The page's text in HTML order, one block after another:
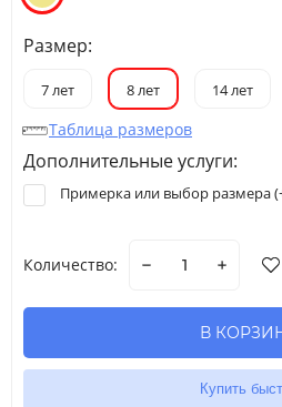
Размер:
7 лет 8 лет 14 лет
Таблица размеров
Дополнительные услуги:
Примерка или выбор размера
Количество:
В
Купить